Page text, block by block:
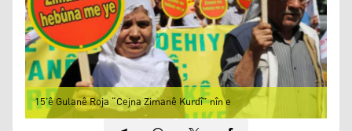
15’ê Gulanê Roja “Cejna Zimanê Kurdî” nîn e